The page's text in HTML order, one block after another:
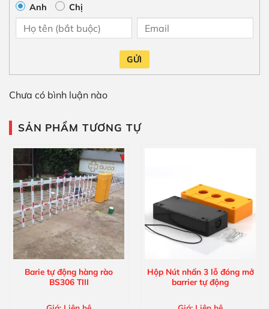
Anh Chị
GỬI
Chưa có bình luận nào
SẢN PHẨM TƯƠNG TỰ
Barie tự động hàng rào
BS306 TIII
Hộp Nút nhấn 3 lỗ đóng mở
barrier tự động